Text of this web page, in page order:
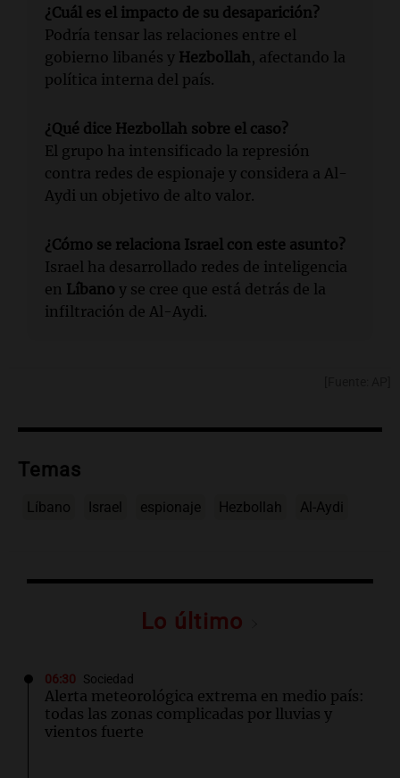
¿Cuál es el impacto de su desaparición?
Podría tensar las relaciones entre el
gobierno libanés y Hezbollah, afectando la
política interna del país.
¿Qué dice Hezbollah sobre el caso?
El grupo ha intensificado la represión
contra redes de espionaje y considera a Al-
Aydi un objetivo de alto valor.
¿Cómo se relaciona Israel con este asunto?
Israel ha desarrollado redes de inteligencia
en Líbano y se cree que está detrás de la
infiltración de Al-Aydi.
Temas
Líbano Israel espionaje Hezbollah Al-Aydi
Lo último
06:30 Sociedad
Alerta meteorológica extrema en medio país:
todas las zonas complicadas por lluvias y
vientos fuerte